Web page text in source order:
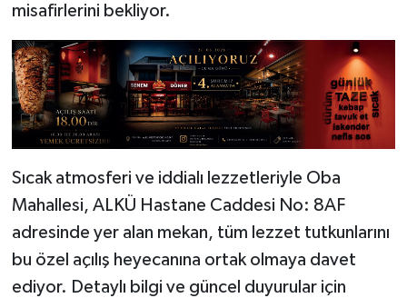
misafirlerini bekliyor.
Sıcak atmosferi ve iddialı lezzetleriyle Oba
Mahallesi, ALKÜ Hastane Caddesi No: 8AF
adresinde yer alan mekan, tüm lezzet tutkunlarını
bu özel açılış heyecanına ortak olmaya davet
ediyor. Detaylı bilgi ve güncel duyurular için